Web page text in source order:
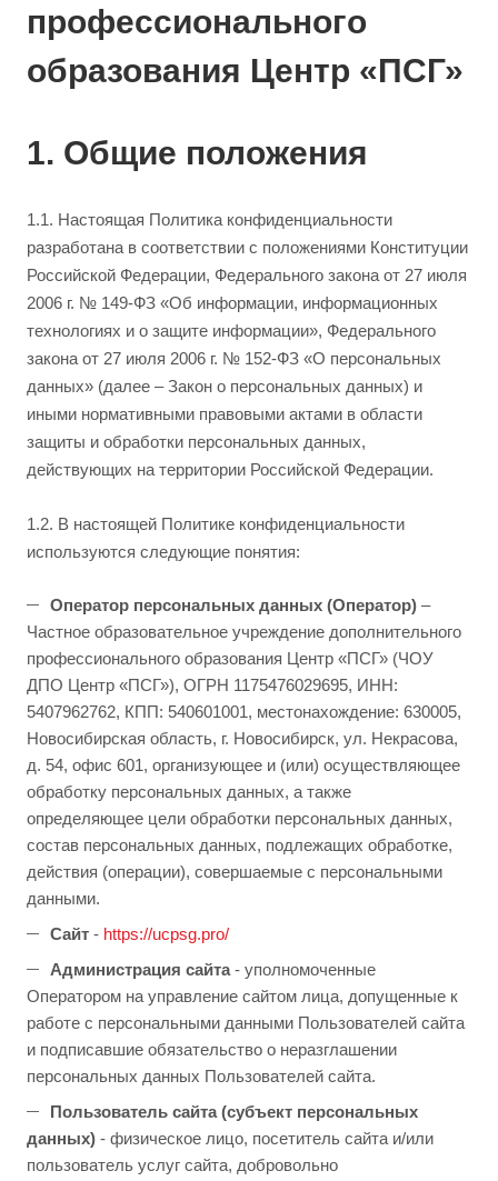
профессионального
образования Центр «ПСГ»
1. Общие положения
1.1. Настоящая Политика конфиденциальности
разработана в соответствии с положениями Конституции
Российской Федерации, Федерального закона от 27 июля
2006 г. № 149-ФЗ «Об информации, информационных
технологиях и о защите информации», Федерального
закона от 27 июля 2006 г. № 152-ФЗ «О персональных
данных» (далее – Закон о персональных данных) и
иными нормативными правовыми актами в области
защиты и обработки персональных данных,
действующих на территории Российской Федерации.
1.2. В настоящей Политике конфиденциальности
используются следующие понятия:
Оператор персональных данных (Оператор) –
Частное образовательное учреждение дополнительного
профессионального образования Центр «ПСГ» (ЧОУ
ДПО Центр «ПСГ»), ОГРН 1175476029695, ИНН:
5407962762, КПП: 540601001, местонахождение: 630005,
Новосибирская область, г. Новосибирск, ул. Некрасова,
д. 54, офис 601, организующее и (или) осуществляющее
обработку персональных данных, а также
определяющее цели обработки персональных данных,
состав персональных данных, подлежащих обработке,
действия (операции), совершаемые с персональными
данными.
Сайт - https://ucpsg.pro/
Администрация сайта- уполномоченные
Оператором на управление сайтом лица, допущенные к
работе с персональными данными Пользователей сайта
и подписавшие обязательство о неразглашении
персональных данных Пользователей сайта.
Пользователь сайта (субъект персональных
данных) - физическое лицо, посетитель сайта и/или
пользователь услуг сайта, добровольно